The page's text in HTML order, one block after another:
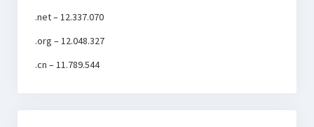
.net – 12.337.070
.org – 12.048.327
.cn – 11.789.544